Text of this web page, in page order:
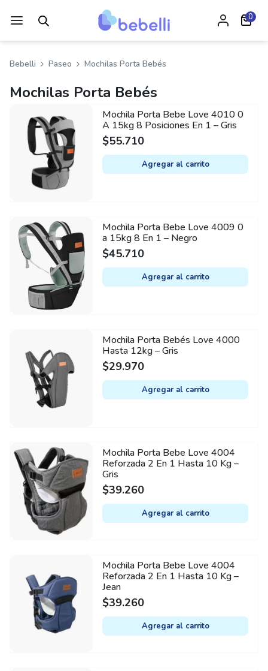
0
Bebelli Paseo Mochilas Porta Bebés
Mochilas Porta Bebés
Mochila Porta Bebe Love 4010 0
A 15kg 8 Posiciones En 1 – Gris
$55.710
Agregar al carrito
Mochila Porta Bebe Love 4009 0
a 15kg 8 En 1 – Negro
$45.710
Agregar al carrito
Mochila Porta Bebés Love 4000
Hasta 12kg – Gris
$29.970
Agregar al carrito
Mochila Porta Bebe Love 4004
Reforzada 2 En 1 Hasta 10 Kg –
Gris
$39.260
Agregar al carrito
Mochila Porta Bebe Love 4004
Reforzada 2 En 1 Hasta 10 Kg –
Jean
$39.260
Agregar al carrito